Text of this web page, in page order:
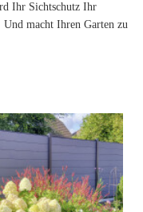
Ihr Sichtschutz Ihr
macht Ihren Garten zu